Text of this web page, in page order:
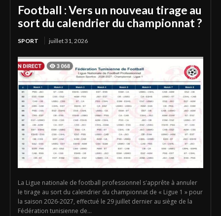
Football : Vers un nouveau tirage au
sort du calendrier du championnat ?
SPORT juillet 31, 2026
La Ligue nationale de football professionnel s'apprête à annuler
le tirage au sort du calendrier du championnat de « Ligue 1 » pour
la saison 2026-2027, effectué le 29 juillet dernier au siège de la
Fédération tunisienne de...